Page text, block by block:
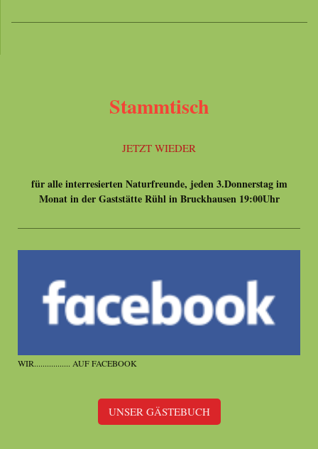
Stammtisch
JETZT WIEDER
für alle interresierten Naturfreunde, jeden 3.Donnerstag im
Monat in der Gaststätte Rühl in Bruckhausen 19:00Uhr
WIR................. AUF FACEBOOK
UNSER GÄSTEBUCH